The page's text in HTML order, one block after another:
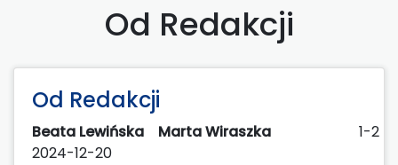
Od Redakcji
Od Redakcji
Beata Lewińska Marta Wiraszka
1-2
2024-12-20